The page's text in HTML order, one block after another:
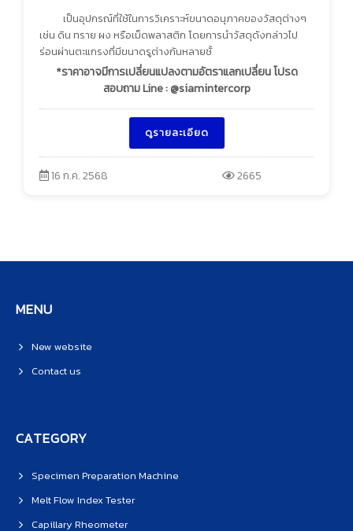
เป็นอุปกรณ์ที่ใช้ในการวิเคราะห์ขนาดอนุภาคของวัสดุต่างๆ
เช่น ดิน ทราย ผง หรือเม็ดพลาสติก โดยการนำวัสดุดังกล่าวไป
ร่อนผ่านตะแกรงที่มีขนาดรูต่างกันหลายชั้
*ราคาอาจมีการเปลี่ยนแปลงตามอัตราแลกเปลี่ยน โปรด
สอบถาม Line : @siamintercorp
ดูรายละเอียด
16 ก.ค. 2568 2665
MENU
New website
Contact us
CATEGORY
Specimen Preparation Machine
Melt Flow Index Tester
Capillary Rheometer